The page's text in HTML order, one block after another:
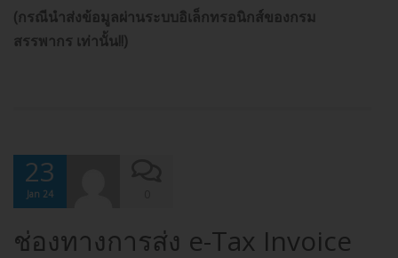
(กรณีนำส่งข้อมูลผ่านระบบอิเล็กทรอนิกส์ของกรม
สรรพากร เท่านั้น!!)
23
Jan 24
ช่องทางการส่ง e-Tax Invoice